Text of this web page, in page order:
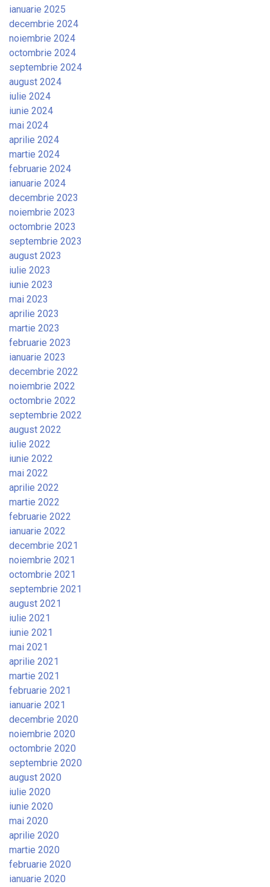
ianuarie 2025
decembrie 2024
noiembrie 2024
octombrie 2024
septembrie 2024
august 2024
iulie 2024
iunie 2024
mai 2024
aprilie 2024
martie 2024
februarie 2024
ianuarie 2024
decembrie 2023
noiembrie 2023
octombrie 2023
septembrie 2023
august 2023
iulie 2023
iunie 2023
mai 2023
aprilie 2023
martie 2023
februarie 2023
ianuarie 2023
decembrie 2022
noiembrie 2022
octombrie 2022
septembrie 2022
august 2022
iulie 2022
iunie 2022
mai 2022
aprilie 2022
martie 2022
februarie 2022
ianuarie 2022
decembrie 2021
noiembrie 2021
octombrie 2021
septembrie 2021
august 2021
iulie 2021
iunie 2021
mai 2021
aprilie 2021
martie 2021
februarie 2021
ianuarie 2021
decembrie 2020
noiembrie 2020
octombrie 2020
septembrie 2020
august 2020
iulie 2020
iunie 2020
mai 2020
aprilie 2020
martie 2020
februarie 2020
ianuarie 2020